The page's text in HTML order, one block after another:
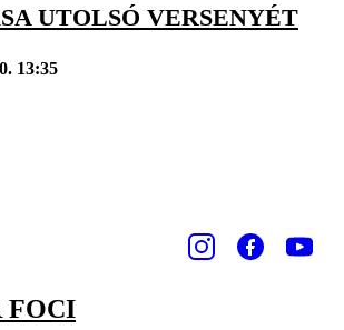
UTOLSÓ VERSENYÉT
13:35
FOCI